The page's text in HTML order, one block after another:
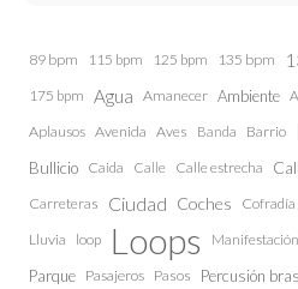
89 bpm 115 bpm 125 bpm 135 bpm
175 bpm Agua Amanecer Ambiente
Aplausos Avenida Aves Banda Barrio
Bullicio Caida Calle Calle estrecha
Carreteras Ciudad Coches Cofradía
Lluvia loop Loops Manifestación
Parque Pasajeros Pasos Percusión